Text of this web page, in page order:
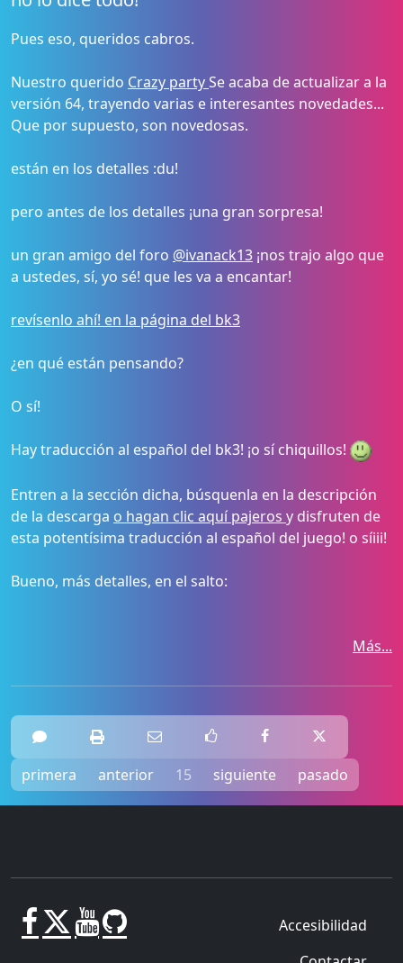
Pues eso, queridos cabros.
Nuestro querido Crazy partySe acaba de actualizar a la
versión 64, trayendo varias e interesantes novedades...
Que por supuesto, son novedosas.
están en los detalles :du!
pero antes de los detalles ¡una gran sorpresa!
un gran amigo del foro @ivanack13 ¡nos trajo algo que
a ustedes, sí, yo sé! que les va a encantar!
revísenlo ahí! en la página del bk3
¿en qué están pensando?
O sí!
Hay traducción al español del bk3! ¡o sí chiquillos!
Entren a la sección dicha, búsquenla en la descripción
de la descarga o hagan clic aquí pajeros y disfruten de
esta potentísima traducción al español del juego! o síiii!
Bueno, más detalles, en el salto:
Más...
primera anterior 15 siguiente pasado
Accesibilidad